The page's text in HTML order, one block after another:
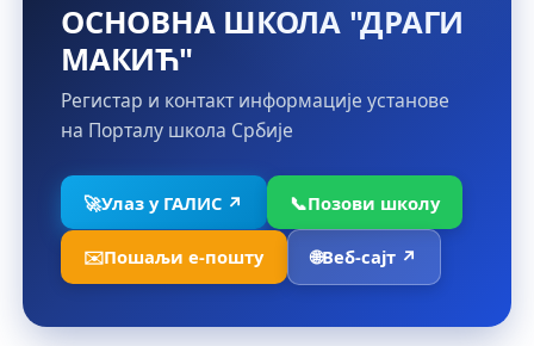
ОСНОВНА ШКОЛА "ДРАГИ
МАКИЋ"
Регистар и контакт информације установе
на Порталу школа Србије
🚀Улаз у ГАЛИС ↗ 📞Позови школу
✉️Пошаљи е-пошту 🌐Веб-сајт ↗